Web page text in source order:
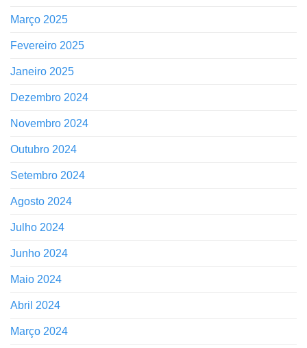
Março 2025
Fevereiro 2025
Janeiro 2025
Dezembro 2024
Novembro 2024
Outubro 2024
Setembro 2024
Agosto 2024
Julho 2024
Junho 2024
Maio 2024
Abril 2024
Março 2024